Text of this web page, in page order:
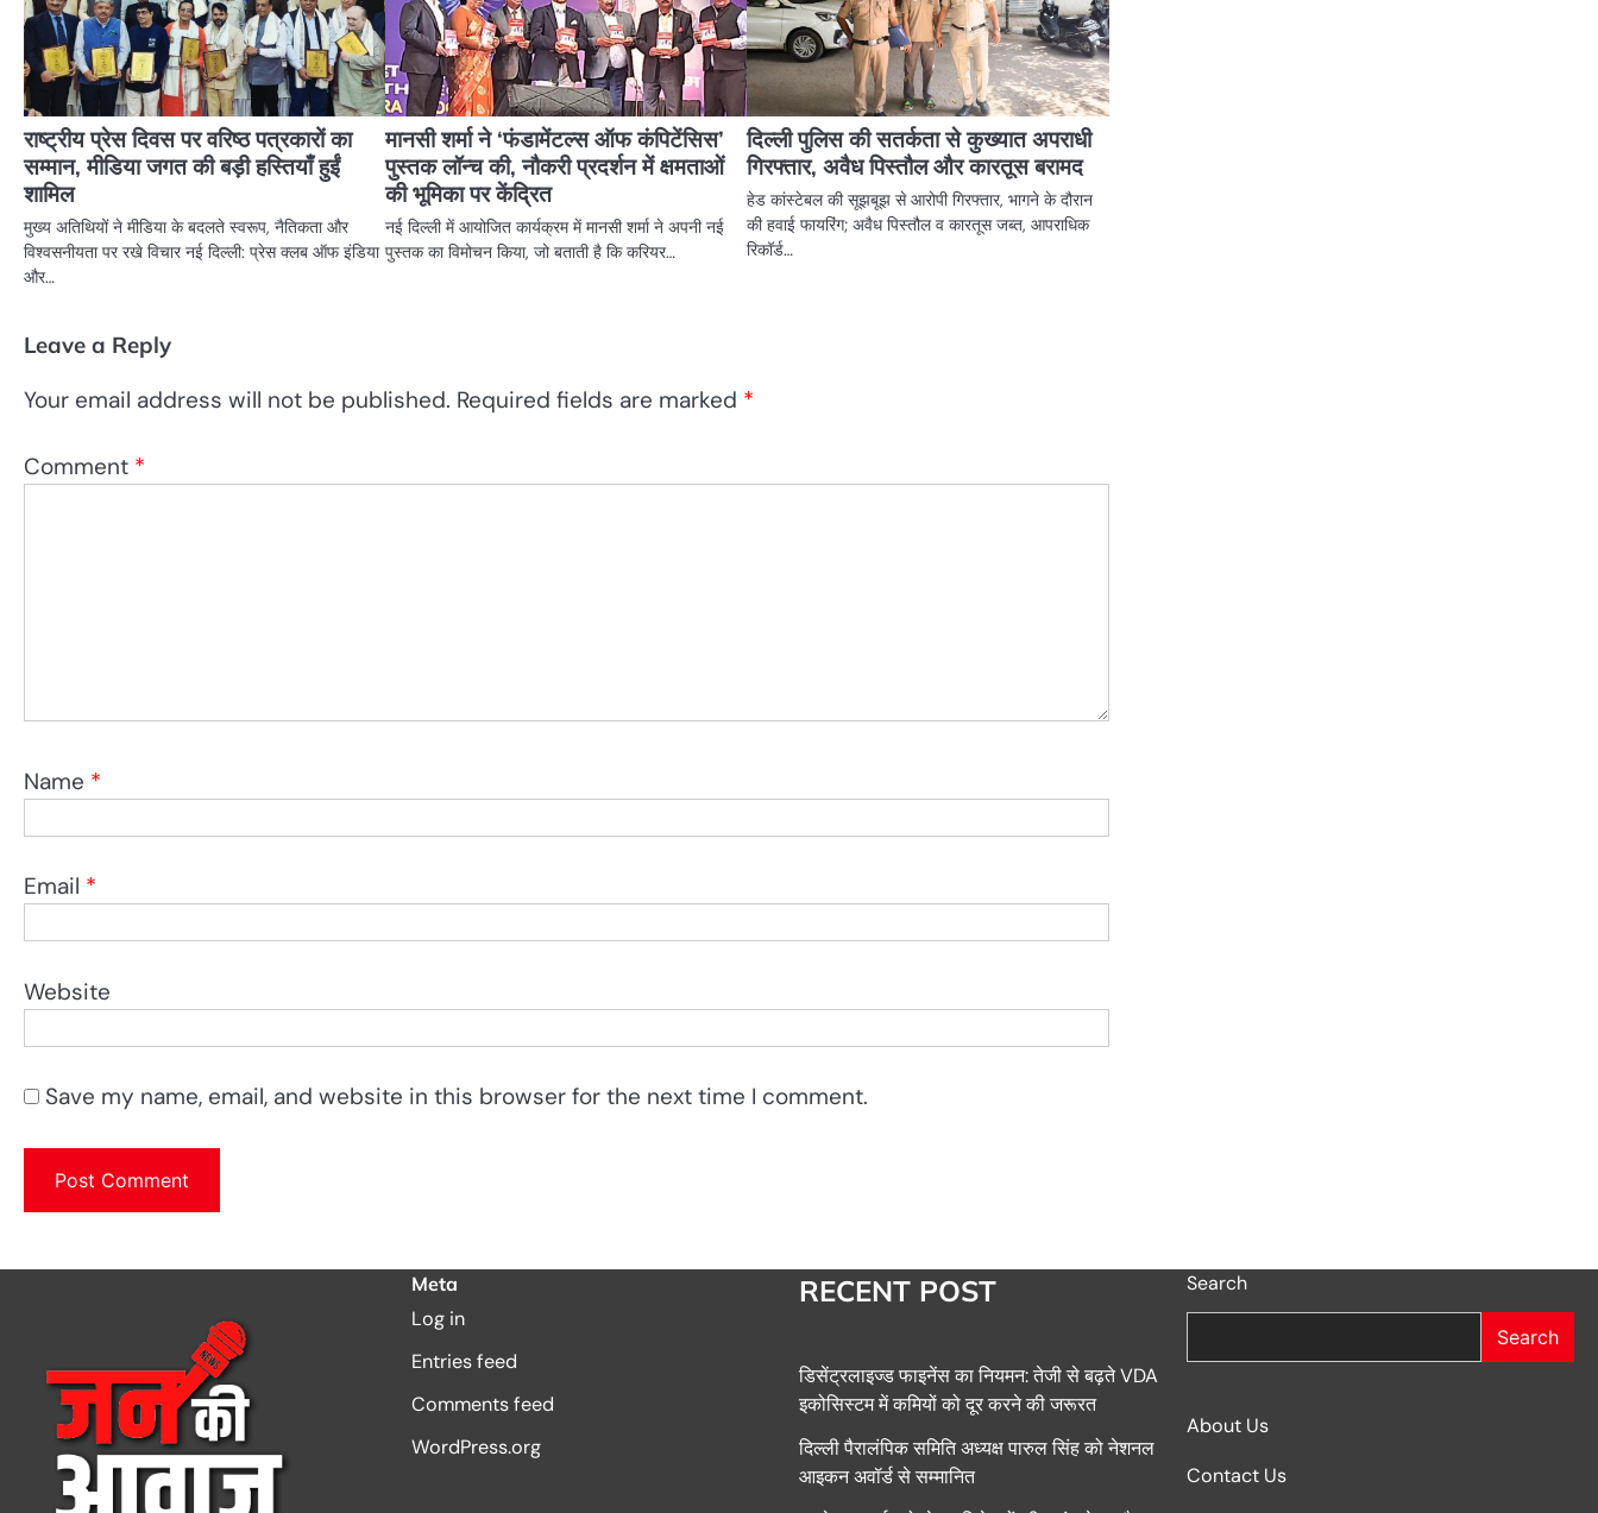
राष्ट्रीय प्रेस दिवस पर वरिष्ठ पत्रकारों का
सम्मान, मीडिया जगत की बड़ी हस्तियाँ हुईं
शामिल
मुख्य अतिथियों ने मीडिया के बदलते स्वरूप, नैतिकता और
विश्वसनीयता पर रखे विचार नई दिल्ली: प्रेस क्लब ऑफ इंडिया
और…
मानसी शर्मा ने ‘फंडामेंटल्स ऑफ कंपिटेंसिस’
पुस्तक लॉन्च की, नौकरी प्रदर्शन में क्षमताओं
की भूमिका पर केंद्रित
नई दिल्ली में आयोजित कार्यक्रम में मानसी शर्मा ने अपनी नई
पुस्तक का विमोचन किया, जो बताती है कि करियर…
दिल्ली पुलिस की सतर्कता से कुख्यात अपराधी
गिरफ्तार, अवैध पिस्तौल और कारतूस बरामद
हेड कांस्टेबल की सूझबूझ से आरोपी गिरफ्तार, भागने के दौरान
की हवाई फायरिंग; अवैध पिस्तौल व कारतूस जब्त, आपराधिक
रिकॉर्ड…
Leave a Reply
Your email address will not be published. Required fields are marked *
Comment *
Name *
Email *
Website
Save my name, email, and website in this browser for the next time I comment.
Meta
Log in
Entries feed
Comments feed
WordPress.org
RECENT POST
डिसेंट्रलाइज्ड फाइनेंस का नियमन: तेजी से बढ़ते VDA
इकोसिस्टम में कमियों को दूर करने की जरूरत
दिल्ली पैरालंपिक समिति अध्यक्ष पारुल सिंह को नेशनल
आइकन अवॉर्ड से सम्मानित
Search
Search
About Us
Contact Us